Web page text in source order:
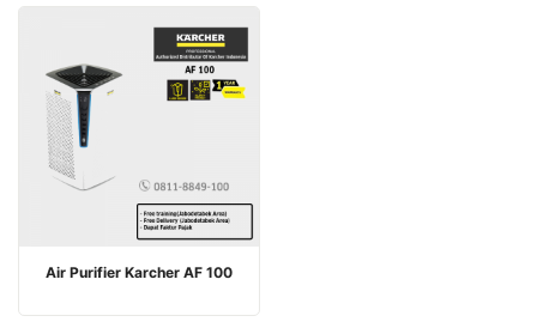
Air Purifier Karcher AF 100